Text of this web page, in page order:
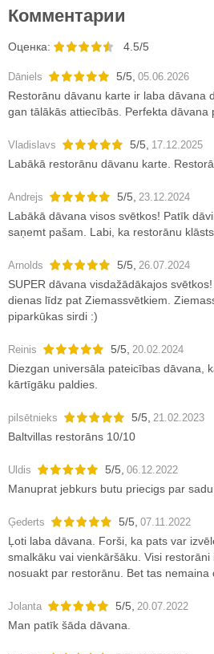
Комментарии
Oценка: 4.5/5
Dāniels 5/5, 05.06.2026
Restorānu dāvanu karte ir laba dāvana
gan tālākās attiecībās. Perfekta dāvana
Vladislavs 5/5, 17.12.2025
Labākā restorānu dāvanu karte.
Andrejs 5/5, 23.12.2024
Labākā dāvana visos svētkos! Patīk
saņemt pašam. Labi, ka restorānu
Arnolds 5/5, 26.07.2024
SUPER dāvana visdažādākajos
dienas līdz pat Ziemassvētkiem.
piparkūkas sirdi :)
Reinis 5/5, 20.02.2024
Diezgan universāla pateicības dāvana,
kārtīgāku paldies.
pilsētnieks 5/5, 21.02.2023
Baltvillas restorāns 10/10
Uldis 5/5, 06.12.2022
Manuprat jebkurs butu priecigs par
Ģederts 5/5, 07.11.2022
Ļoti laba dāvana. Forši, ka pats var
smalkāku vai vienkāršāku. Visi
nosuakt par restorānu. Bet tas nemaina
Jolanta 5/5, 20.07.2022
Man patīk šāda dāvana.